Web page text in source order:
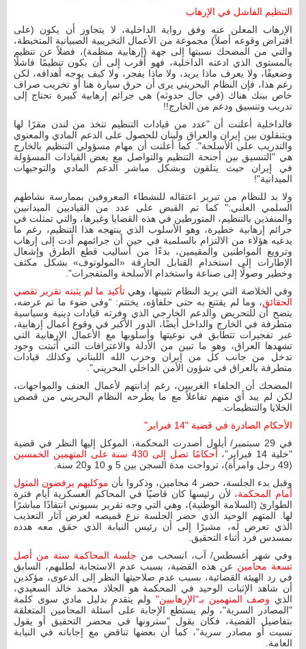
التنظيم الفاشل في الإرهاب
الإرهاب المعلن عنه وفق رواية الداخلية، لا يتجاوز أن يكون (على
افتراض وقوعه أصلاً) مجموعة من الأعمال التخريبية الصبيانية المتخبطة،
والتي من المضحك نسبتها إلى جهة (إرهابية منظمة)، فضلاً عن تنظيم
بالمستوى الذي ادعته الداخلية، فهو أقرب إلى أن يكون تنظيمًا فاشلًا
وضعيفًا، ولا يعرف ماذا يريد، ولا ماذا يفجر، ولا كيف يوجه أهدافه، لكن
رغم هذا، فإن النظام البحريني يرى أن حرق سيارة هنا أو تخريب صراف
خاص ببنك هناك (في حال حدوثه) هي جرائم إرهابية كبيرة تحتاج إلى
تدريب وتنسيق ودعم من الخارج!!
فالداخلية أعلنت أن "عدد من قيادات التنظيم تتخذ من لندن مقرًا لها
ويتنقلون بين إيران والعراق ولبنان للحصول على الدعم المادي والمعنوي
والتدريب على الأسلحة". كما أعلنت أن مهام مسؤولي التنظيم بالخارج
هي "التنسيق بين أجنحة التنظيم والتواصل مع بعض القيادات المسؤولة
في إيران حيث يتلقون وبشكل مباشر الدعم المادي والتوجيهات
الميدانية"!
ولا بد للنظام من تبرير اعتقاله للنشطاء المعروفين بممارسة نشاطهم
السلمي العلني:" كما تم القبض على عدد من القياديين الميدانيين
والمنفذين بالتنظيم، المتورطين في هذه القضايا وغيرها، والتي تمثلت في
جرائم إرهابية خطيرة، وهو الأسلوب الذي ينتهجه هذا التنظيم، رغم ما
يدعيه هؤلاء من الالتزام بالسلمية في حين أن جرائمهم أدت إلى إرهاب
وترويع المواطنين والمقيمين، بدءًا من أساليب قطع الطرق وإشعال
الإطارات إلى استخدام القنابل الحارقة «المولوتوف» بشكل مكثف
وخطير وصولًا إلى صناعة واستخدام الأسلحة والمتفجرات".
وفي الخلاصة التي يريد النظام تثبيتها، وهي تأكيد ما لم يثبته تقرير تقصي
الحقائق، وما لم يقتنع به حتى حلفاؤه، يختتم: “وفي ضوء ما تم عرضه،
يتضح أن للتحريض والدعم الخارجي الذي وفرته قيادات دينية وسياسية
متطرفة في الخارج والداخل أيضًا، الدور الأكبر في وقوع أعمال إرهابية،
عبر تفجيرات تتطابق في نوعيتها وأسلوبها مع الأعمال الإرهابية التي
تشهدها العراق، وهو ما تبين من الأدلة والاعترافات التي أثبتت وجود
تدخل من جانب كل من إيران وحزب الله اللبناني وكذلك قيادات
متطرفة بالعراق في شؤون الأمن الداخلي البحريني".
المضحك أن الحلفاء الغربيين، رغم إدانتهم لأعمال العنف والمواجهات،
لكن لم يبد أي منهم تفاعلاً مع ما يطرحه النظام البحريني من قصص
الخلايا والتنظيمات.
الأحكام الصادرة في قضية "14 فبراير"
في 29 سبتمبر/ أيلول أصدرت المحكمة، الموكل إليها النظر في قضية
"خلية 14 فبراير”،
أحكامًا تصل إلى 430 سنة على المتهمين الخمسين
(49 رجل وامرأة)، ترواحت مدة السجن بين 5 و 10 و20 سنة.
وقبل بدء الجلسة، حضر 4 محامين، وذكروا بأن
موكليهم يرفضون المثول
أمام المحكمة، لأن رئيسها كان قاضيًا في المحاكم العسكرية أيام فترة
الطوارئ (السلامة الوطنية)، وهي التي وجه تقرير بسيوني انتقادًا مباشرًا
لها. المتهم الوحيد الذي حضر الجلسة نزع قميصه لعرض آثار التعذيب
الذي تعرض له، مشيرًا إلى أن رئيس النيابة الذي حقق معه هدده
بمسدس فرد أثناء التحقيق.
وفي شهر أغسطس/ آب، انسحب من جلسة المحاكمة ستة من أصل
تسعة محامين عن هذه القضية، بسبب عدم الاستجابة لطلبهم، السابق
في رد الهيئة القضائية، بسبب عدم صلاحيتها النظر إلى الدعوى، مؤكدين
أن شاهد الإثبات الوحيد في المحكمة هو الجلاد محمد خالد السعيدي،
الذي وصف المتهمين بـ"الإرهابيين" ولم يتقدم بدليل مادي سوى كلمة
"المصادر السرية"، ولم يستطع الإجابة على أسئلة المحامين المتعلقة
بتفاصيل القضية، فكان يقول "سترونها في محضر التحقيق أو يقول
نسيت أو مصادر سرية"، كما أن بعضها تناقض مع إجاباته في النيابة
العامة.